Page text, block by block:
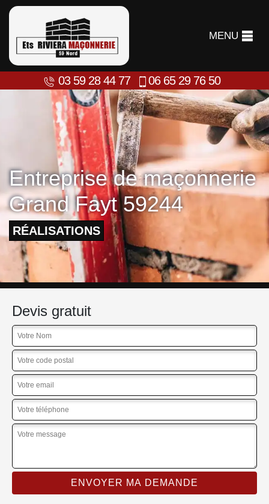
MENU
03 59 28 44 77 06 65 29 76 50
Entreprise de maçonnerie
Grand Fayt 59244
RÉALISATIONS
Devis gratuit